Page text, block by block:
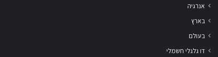
אנרגיה
בארץ
בעולם
דו גלגלי חשמלי